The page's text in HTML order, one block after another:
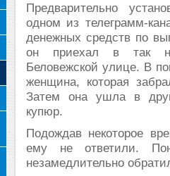
Предварительно
одном из телеграмм-
денежных средств по
он приехал в так
Беловежской улице. В
женщина, которая
Затем она ушла в
купюр.
Подождав некоторое
ему не ответили.
незамедлительно